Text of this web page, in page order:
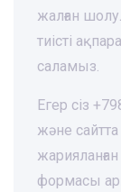
жалған
тиісті
саламыз.
Егер сіз
және
формасы